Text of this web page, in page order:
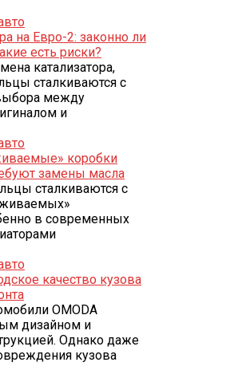
на Евро-2: законно ли
есть риски?
катализатора,
сталкиваются с
между
и
коробки
замены масла
сталкиваются с
в современных
качество кузова
OMODA
дизайном и
Однако даже
кузова